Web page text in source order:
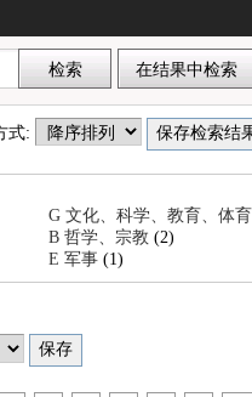
式:
G 文化、科学、教育、体育
B 哲学、宗教 (2)
E 军事 (1)